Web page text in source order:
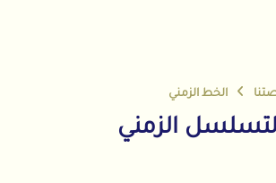
الخط الزمني
الزمني